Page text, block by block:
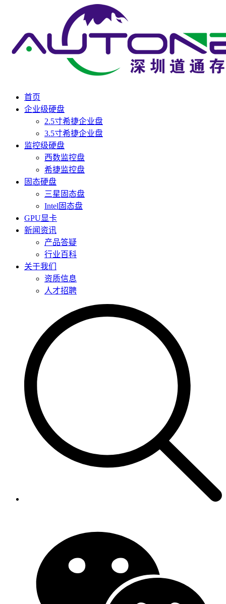
首页
企业级硬盘
2.5寸希捷企业盘
3.5寸希捷企业盘
监控级硬盘
西数监控盘
希捷监控盘
固态硬盘
三星固态盘
Intel固态盘
GPU显卡
新闻资讯
产品答疑
行业百科
关于我们
资质信息
人才招聘